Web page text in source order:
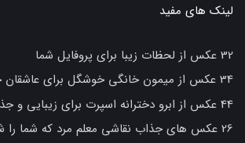
لینک های مفید
32 عکس از لحظات زیبا برای پروفایل شما
34 عکس از میمون خانگی خوشگل برای عاشقان حیوانات
44 عکس از ابرو دخترانه اسپرت برای زیبایی و جذابیت بیشتر
26 عکس های جذاب نقاشی معلم مرد که شما را شگفت زده می کند